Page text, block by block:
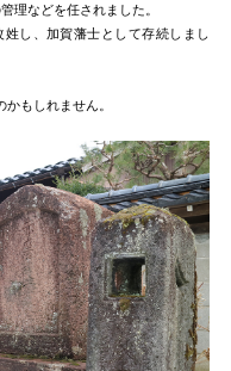
理などを任されました。
し、加賀藩士として存続しまし
もしれません。